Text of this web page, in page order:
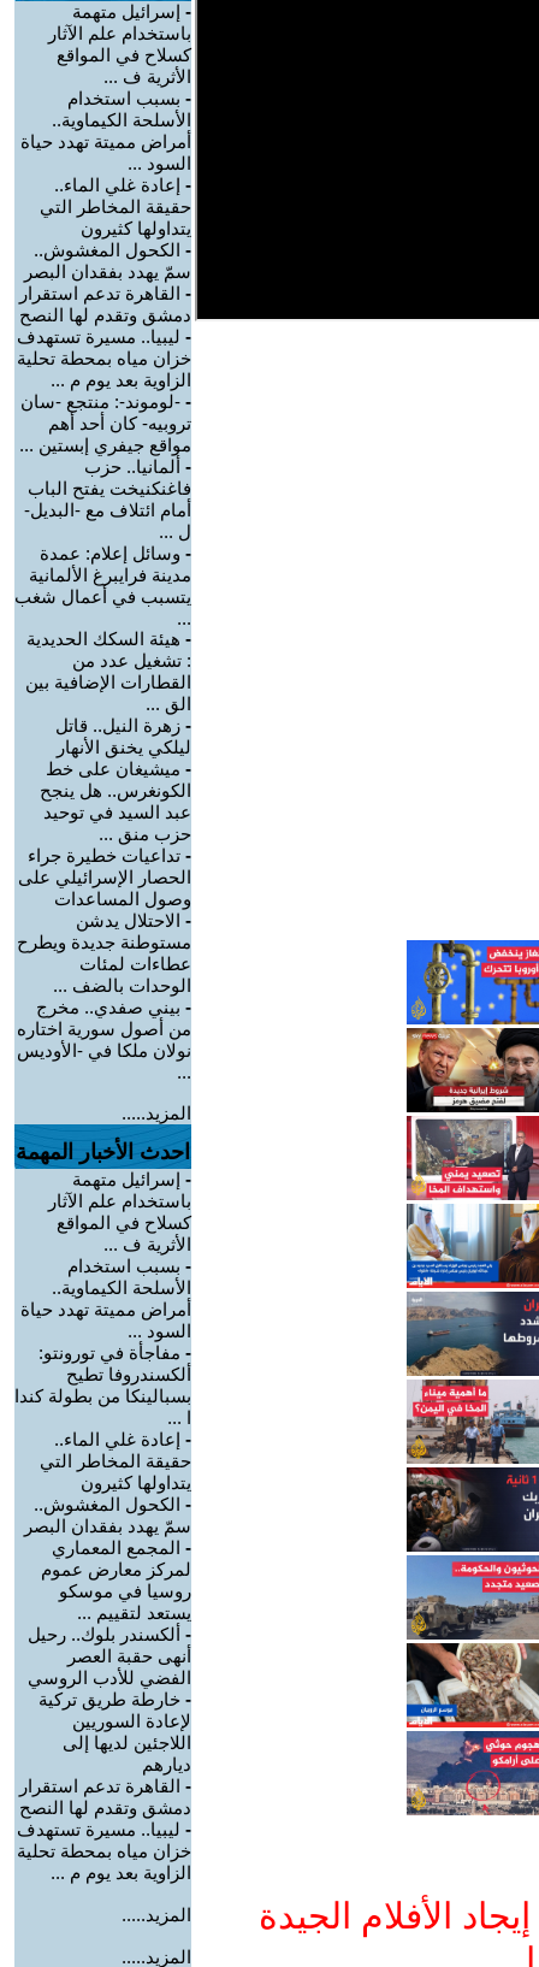
الأفلام الجيدة
- إسرائيل متهمة
باستخدام علم الآثار
كسلاح في المواقع
الأثرية ف ...
- بسبب استخدام
الأسلحة الكيماوية..
أمراض مميتة تهدد حياة
السود ...
- إعادة غلي الماء..
حقيقة المخاطر التي
يتداولها كثيرون
- الكحول المغشوش..
سمّ يهدد بفقدان البصر
- القاهرة تدعم استقرار
دمشق وتقدم لها النصح
- ليبيا.. مسيرة تستهدف
خزان مياه بمحطة تحلية
الزاوية بعد يوم م ...
- -لوموند-: منتجع -سان
تروبيه- كان أحد أهم
مواقع جيفري إبستين ...
- ألمانيا.. حزب
فاغنكنيخت يفتح الباب
أمام ائتلاف مع -البديل-
ل ...
- وسائل إعلام: عمدة
مدينة فرايبرغ الألمانية
يتسبب في أعمال شغب
...
- هيئة السكك الحديدية
: تشغيل عدد من
القطارات الإضافية بين
الق ...
- زهرة النيل.. قاتل
ليلكي يخنق الأنهار
- ميشيغان على خط
الكونغرس.. هل ينجح
عبد السيد في توحيد
حزب منق ...
- تداعيات خطيرة جراء
الحصار الإسرائيلي على
وصول المساعدات
- الاحتلال يدشن
مستوطنة جديدة ويطرح
عطاءات لمئات
الوحدات بالضف ...
- بيني صفدي.. مخرج
من أصول سورية اختاره
نولان ملكا في -الأوديس
...
المزيد.....
احدث الأخبار المهمة
- إسرائيل متهمة
باستخدام علم الآثار
كسلاح في المواقع
الأثرية ف ...
- بسبب استخدام
الأسلحة الكيماوية..
أمراض مميتة تهدد حياة
السود ...
- مفاجأة في تورونتو:
ألكسندروفا تطيح
بسبالينكا من بطولة كندا
ا ...
- إعادة غلي الماء..
حقيقة المخاطر التي
يتداولها كثيرون
- الكحول المغشوش..
سمّ يهدد بفقدان البصر
- المجمع المعماري
لمركز معارض عموم
روسيا في موسكو
يستعد لتقييم ...
- ألكسندر بلوك.. رحيل
أنهى حقبة العصر
الفضي للأدب الروسي
- خارطة طريق تركية
لإعادة السوريين
اللاجئين لديها إلى
ديارهم
- القاهرة تدعم استقرار
دمشق وتقدم لها النصح
- ليبيا.. مسيرة تستهدف
خزان مياه بمحطة تحلية
الزاوية بعد يوم م ...
المزيد.....
المزيد.....